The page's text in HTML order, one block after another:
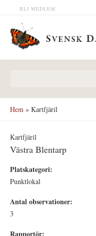
Hoppa till huvudinnehåll
BLI MEDLEM
Hem » Kartfjäril
Kartfjäril
Västra Blentarp
Platskategori:
Punktlokal
Antal observationer:
3
Rapportör: